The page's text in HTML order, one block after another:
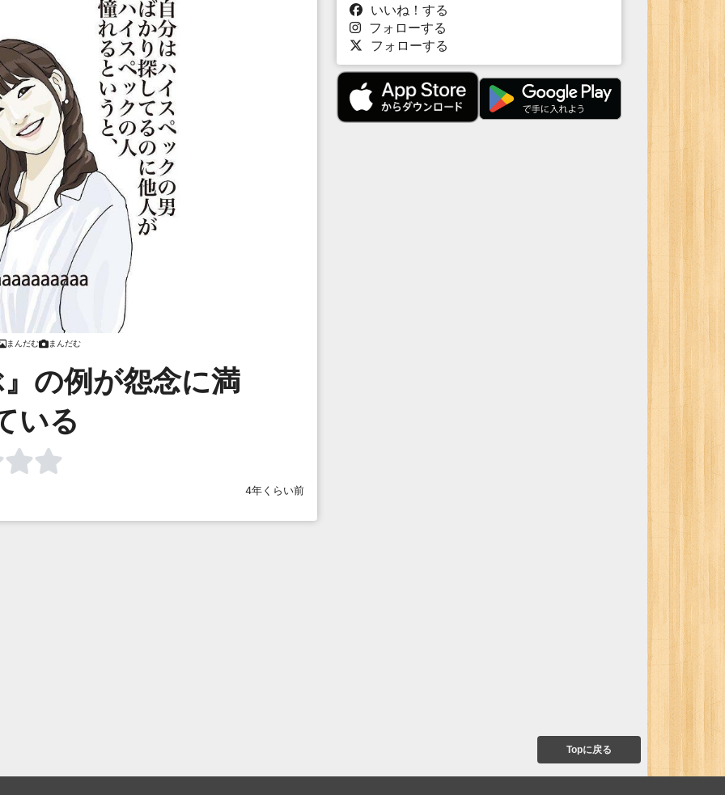
まんだむ まんだむ
の例が怨念に満
いる
4年くらい前
いいね！する
フォローする
フォローする
Topに戻る